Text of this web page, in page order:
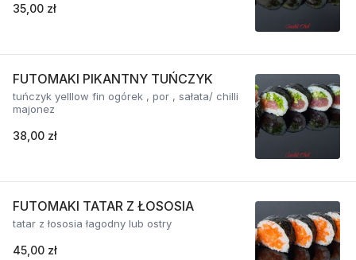
35,00 zł
FUTOMAKI PIKANTNY TUŃCZYK
tuńczyk yelllow fin ogórek , por , sałata/ chilli
majonez
38,00 zł
FUTOMAKI TATAR Z ŁOSOSIA
tatar z łososia łagodny lub ostry
45,00 zł